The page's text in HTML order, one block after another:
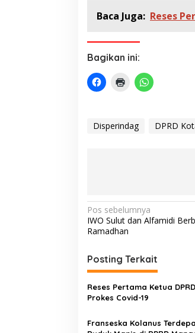
Baca Juga: Reses
Bagikan ini:
Disperindag DPRD
N
a
i
g
a
i
Pos sebelumnya
IWO Sulut dan Alfamidi
Ramadhan
Posting Terkait
Reses Pertama Ketua
Prokes Covid-19
Franseska Kolanus